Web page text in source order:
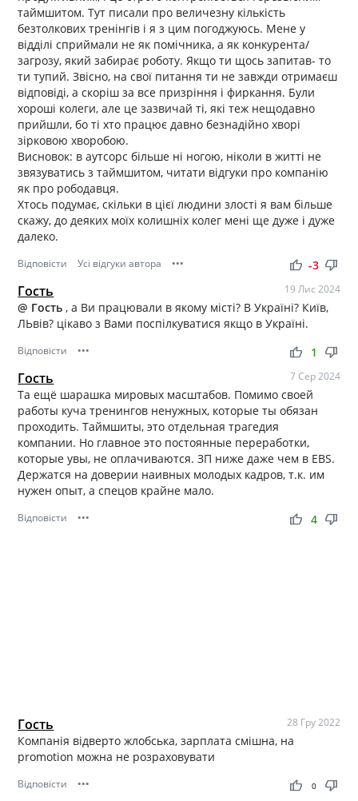
таймшитом. Тут писали про величезну кількість
безтолкових тренінгів і я з цим погоджуюсь. Мене у
відділі сприймали не як помічника, а як конкурента/
загрозу, який забирає роботу. Якщо ти щось запитав- то
ти тупий. Звісно, на свої питання ти не завжди отримаєш
відповіді, а скоріш за все призріння і фиркання. Були
хороші колеги, але це зазвичай ті, які теж нещодавно
прийшли, бо ті хто працює давно безнадійно хворі
зірковою хворобою.
Висновок: в аутсорс більше ні ногою, ніколи в житті не
звязуватись з таймшитом, читати відгуки про компанію
як про рободавця.
Хтось подумає, скільки в цієї людини злості я вам більше
скажу, до деяких моїх колишніх колег мені ще дуже і дуже
далеко.
Відповісти Усі відгуки автора ••• thumb_up thumb_down
-3
Гость 19 Лис 2024
@ Гость, а Ви працювали в якому місті? В Україні? Київ,
ЛЬвів? цікаво з Вами поспілкуватися якщо в Україні.
Відповісти ••• thumb_up thumb_down
1
Гость 7 Сер 2024
Та ещё шарашка мировых масштабов. Помимо своей
работы куча тренингов ненужных, которые ты обязан
проходить. Таймшиты, это отдельная трагедия
компании. Но главное это постоянные переработки,
которые увы, не оплачиваются. ЗП ниже даже чем в EBS.
Держатся на доверии наивных молодых кадров, т.к. им
нужен опыт, а спецов крайне мало.
Відповісти ••• thumb_up thumb_down
4
Гость 28 Гру 2022
Компанія відверто жлобська, зарплата смішна, на
promotion можна не розраховувати
Відповісти ••• thumb_up thumb_down
0